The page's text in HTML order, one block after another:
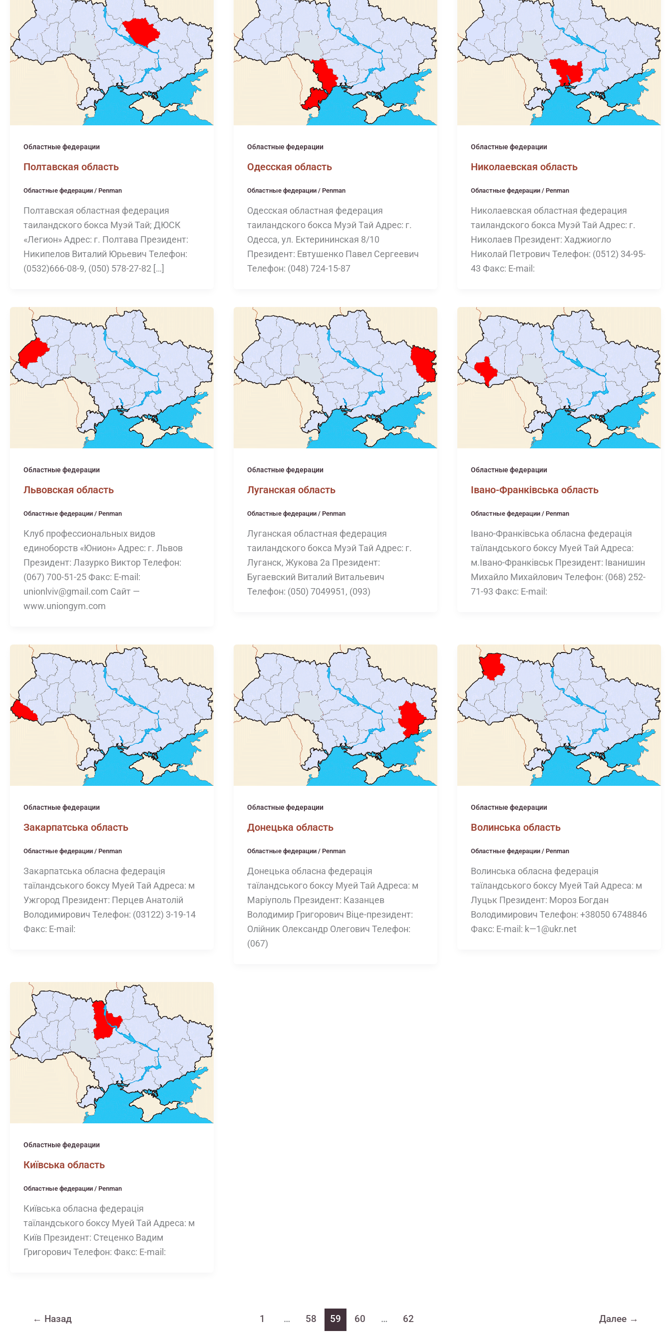
Областные федерации
Полтавская область
Областные федерации / Penman
Полтавская областная федерация
таиландского бокса Муэй Тай; ДЮСК
«Легион» Адрес: г. Полтава Президент:
Никипелов Виталий Юрьевич Телефон:
(0532)666-08-9, (050) 578-27-82 […]
Областные федерации
Одесская область
Областные федерации/ Penman
Одесская областная федерация
таиландского бокса Муэй Тай Адрес: г.
Одесса, ул. Ектерининская 8/10
Президент: Евтушенко Павел Сергеевич
Телефон: (048) 724-15-87
Областные федерации
Николаевская область
Областные федерации/ Penman
Николаевская областная федерация
таиландского бокса Муэй Тай Адрес: г.
Николаев Президент: Хаджиогло
Николай Петрович Телефон: (0512) 34-95-
43 Факс: E-mail:
Областные федерации
Львовская область
Областные федерации / Penman
Клуб профессиональных видов
единоборств «Юнион» Адрес: г. Львов
Президент: Лазурко Виктор Телефон:
(067) 700-51-25 Факс: E-mail:
unionlviv@gmail.com Сайт —
www.uniongym.com
Областные федерации
Луганская область
Областные федерации/ Penman
Луганская областная федерация
таиландского бокса Муэй Тай Адрес: г.
Луганск, Жукова 2а Президент:
Бугаевский Виталий Витальевич
Телефон: (050) 7049951, (093)
Областные федерации
Івано-Франківська область
Областные федерации/ Penman
Івано-Франківська обласна федерація
таїландського боксу Муей Тай Адреса:
м.Івано-Франківськ Президент: Іванишин
Михайло Михайлович Телефон: (068) 252-
71-93 Факс: E-mail:
Областные федерации
Закарпатська область
Областные федерации / Penman
Закарпатська обласна федерація
таїландського боксу Муей Тай Адреса: м
Ужгород Президент: Перцев Анатолій
Володимирович Телефон: (03122) 3-19-14
Факс: E-mail:
Областные федерации
Донецька область
Областные федерации/ Penman
Донецька обласна федерація
таїландського боксу Муей Тай Адреса: м
Маріуполь Президент: Казанцев
Володимир Григорович Віце-президент:
Олійник Олександр Олегович Телефон:
(067)
Областные федерации
Волинська область
Областные федерации/ Penman
Волинська обласна федерація
таїландського боксу Муей Тай Адреса: м
Луцьк Президент: Мороз Богдан
Володимирович Телефон: +38050 6748846
Факс: E-mail: k—1@ukr.net
Областные федерации
Київська область
Областные федерации / Penman
Київська обласна федерація
таїландського боксу Муей Тай Адреса: м
Київ Президент: Стеценко Вадим
Григорович Телефон: Факс: E-mail:
← Назад 1 … 58 59 60 … 62 Далее →